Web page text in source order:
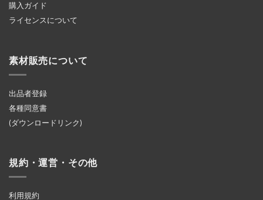
購入ガイド
ライセンスについて
素材販売について
出品者登録
各種同意書
(ダウンロードリンク)
規約・運営・その他
利用規約